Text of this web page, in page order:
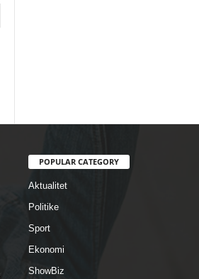
POPULAR CATEGORY
Aktualitet
Politike
Sport
Ekonomi
ShowBiz